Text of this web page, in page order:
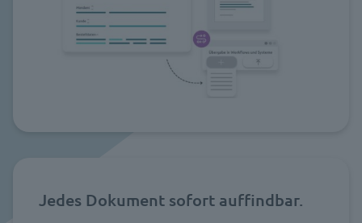
Jedes Dokument sofort auffindbar.